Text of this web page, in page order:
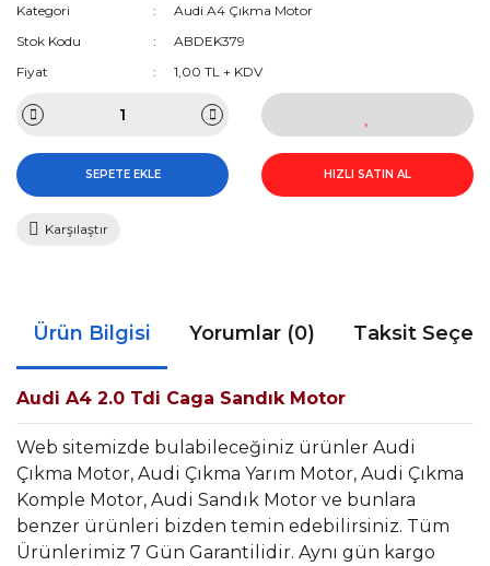
Kategori
Audi A4 Çıkma Motor
Stok Kodu
ABDEK379
Fiyat
1,00 TL + KDV
SEPETE EKLE HIZLI SATIN AL
Karşılaştır
Ürün Bilgisi Yorumlar (0) Taksit
Audi A4 2.0 Tdi Caga Sandık Motor
Web sitemizde bulabileceğiniz ürünler Audi
Çıkma Motor, Audi Çıkma Yarım Motor, Audi Çıkma
Komple Motor, Audi Sandık Motor ve bunlara
benzer ürünleri bizden temin edebilirsiniz. Tüm
Ürünlerimiz 7 Gün Garantilidir. Aynı gün kargo